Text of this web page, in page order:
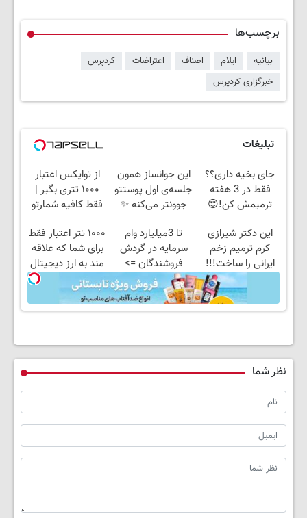
برچسب‌ها
بیانیه ایلام اصناف اعتراضات
کردپرس
خبرگزاری کردپرس
تبلیغات
جای بخیه داری؟؟
فقط در 3 هفته
ترمیمش کن!😍
این جوانساز همون
جلسه‌ی اول پوستتو
جوونتر می‌کنه ✨
از توایکس اعتبار
۱۰۰۰ تتری بگیر |
فقط کافیه شمارتو
این دکتر شیرازی
کرم ترمیم زخم
ایرانی را ساخت!!!
تا 3میلیارد وام
سرمایه در گردش
فروشندگان =>
فروشگاهت رو ثبت
کن
۱۰۰۰ تتر اعتبار فقط
برای شما که علاقه
مند به ارز دیجیتال
هستید !
نظر شما